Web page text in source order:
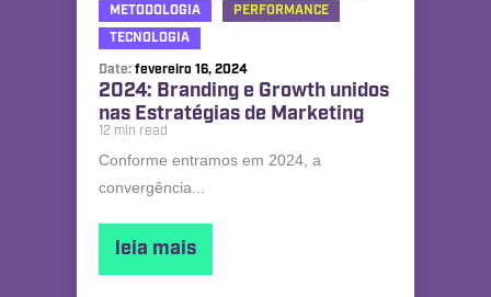
METODOLOGIA
PERFORMANCE
TECNOLOGIA
Date: fevereiro 16, 2024
2024: Branding e Growth unidos
nas Estratégias de Marketing
12 min read
Conforme entramos em 2024, a
convergência...
leia mais